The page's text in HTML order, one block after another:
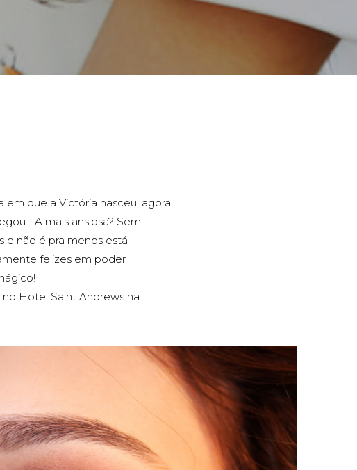
em que a Victória nasceu, agora
A mais ansiosa? Sem
e não é pra menos está
felizes em poder
Hotel Saint Andrews na